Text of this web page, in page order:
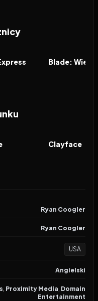
FILM
FILM
Clayface
Ryan Coogler
Ryan Coogler
USA
Angielski
, Proximity Media, Domain
Entertainment